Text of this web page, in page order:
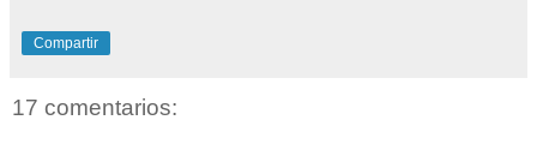
Compartir
17 comentarios: